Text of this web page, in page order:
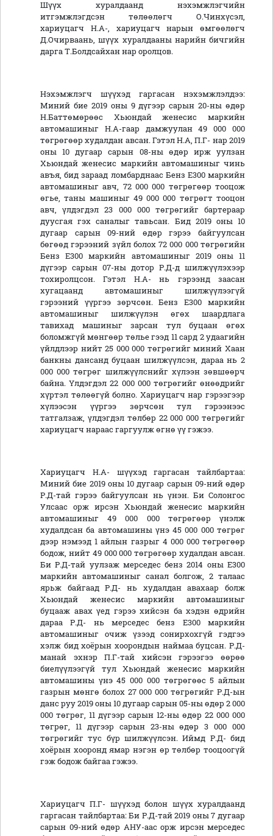
Шүүх хуралдаанд нэхэмжлэгчийн
итгэмжлэгдсэн төлөөлөгч О.Чинхүсэл,
хариуцагч Н.А-, хариуцагч нарын өмгөөлөгч
Д.Очирваань, шүүх хуралдааны нарийн бичгийн
дарга Т.Болдсайхан нар оролцов.
Нэхэмжлэгч шүүхэд гаргасан нэхэмжлэлдээ:
Миний бие 2019 оны 9 дүгээр сарын 20-ны өдөр
Н.Баттөмөрөөс Хьюндай женесис маркийн
автомашиныг Н.А-гаар дамжуулан 49 000 000
төгрөгөөр худалдан авсан. Гэтэл Н.А, П.Г- нар 2019
оны 10 дугаар сарын 08-ны өдөр ирж уулзан
Хьюндай женесис маркийн автомашиныг чинь
авъя, бид зараад ломбарднаас Бенз Е300 маркийн
автомашиныг авч, 72 000 000 төгрөгөөр тооцож
өгье, таны машиныг 49 000 000 төгрөгт тооцон
авч, үлдэгдэл 23 000 000 төгрөгийг бартераар
дуусгая гэх саналыг тавьсан. Бид 2019 оны 10
дугаар сарын 09-ний өдөр гэрээ байгуулсан
бөгөөд гэрээний зүйл болох 72 000 000 төгрөгийн
Бенз Е300 маркийн автомашиныг 2019 оны 11
дүгээр сарын 07-ны дотор Р.Д-д шилжүүлэхээр
тохиролцсон. Гэтэл Н.А- нь гэрээнд заасан
хугацаанд автомашиныг шилжүүлээгүй
гэрээний үүргээ зөрчсөн. Бенз Е300 маркийн
автомашиныг шилжүүлэн өгөх шаардлага
тавихад машиныг зарсан тул буцаан өгөх
боломжгүй мөнгөөр төлье гээд 11 сард 2 удаагийн
үйлдлээр нийт 25 000 000 төгрөгийг миний Хаан
банкны дансанд буцаан шилжүүлсэн, дараа нь 2
000 000 төгрөг шилжүүлснийг хүлээн зөвшөөрч
байна. Үлдэгдэл 22 000 000 төгрөгийг өнөөдрийг
хүртэл төлөөгүй болно. Хариуцагч нар гэрээгээр
хүлээсэн үүргээ зөрчсөн тул гэрээнээс
татгалзаж, үлдэгдэл төлбөр 22 000 000 төгрөгийг
хариуцагч нараас гаргуулж өгнө үү гэжээ.
Хариуцагч Н.А- шүүхэд гаргасан тайлбартаа:
Миний бие 2019 оны 10 дугаар сарын 09-ний өдөр
Р.Д-тай гэрээ байгуулсан нь үнэн. Би Солонгос
Улсаас орж ирсэн Хьюндай женесис маркийн
автомашиныг 49 000 000 төгрөгөөр үнэлж
худалдсан ба автомашины үнэ 45 000 000 төгрөг
дээр нэмээд 1 айлын газрыг 4 000 000 төгрөгөөр
бодож, нийт 49 000 000 төгрөгөөр худалдан авсан.
Би Р.Д-тай уулзаж мерседес бенз 2014 оны Е300
маркийн автомашиныг санал болгож, 2 талаас
ярьж байгаад Р.Д- нь худалдан авахаар болж
Хьюндай женесис маркийн автомашиныг
буцааж авах үед гэрээ хийсэн ба хэдэн өдрийн
дараа Р.Д- нь мерседес бенз Е300 маркийн
автомашиныг очиж үзээд сонирхохгүй гэдгээ
хэлж бид хоёрын хоорондын наймаа буцсан. Р.Д-
манай эхнэр П.Г-тай хийсэн гэрээгээ өөрөө
биелүүлээгүй тул Хьюндай женесис маркийн
автомашины үнэ 45 000 000 төгрөгөөс 5 айлын
газрын мөнгө болох 27 000 000 төгрөгийг Р.Д-ын
данс руу 2019 оны 10 дугаар сарын 05-ны өдөр 2 000
000 төгрөг, 11 дүгээр сарын 12-ны өдөр 22 000 000
төгрөг, 11 дүгээр сарын 23-ны өдөр 3 000 000
төгрөгийг тус бүр шилжүүлсэн. Иймд Р.Д- бид
хоёрын хооронд ямар нэгэн өр төлбөр тооцоогүй
гэж бодож байгаа гэжээ.
Хариуцагч П.Г- шүүхэд болон шүүх хуралдаанд
гаргасан тайлбартаа: Би Р.Д-тай 2019 оны 7 дугаар
сарын 09-ний өдөр АНУ-аас орж ирсэн мерседес